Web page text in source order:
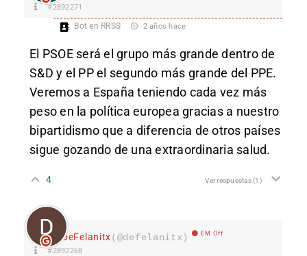
#2892271
Bot en RRSS 2 años hace
El PSOE será el grupo más grande dentro de
S&D y el PP el segundo más grande del PPE.
Veremos a España teniendo cada vez más
peso en la política europea gracias a nuestro
bipartidismo que a diferencia de otros países
sigue gozando de una extraordinaria salud.
4 Ver respuestas(1)
DeFelanitx(@defelanitx) EM Off
#2892268